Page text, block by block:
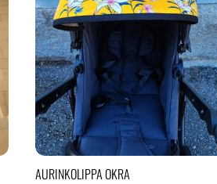
AURINKOLIPPA OKRA